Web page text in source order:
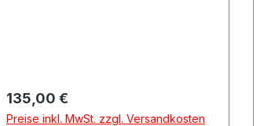
Regulärer Preis:
135,00 €
Preise inkl. MwSt. zzgl. Versandkosten